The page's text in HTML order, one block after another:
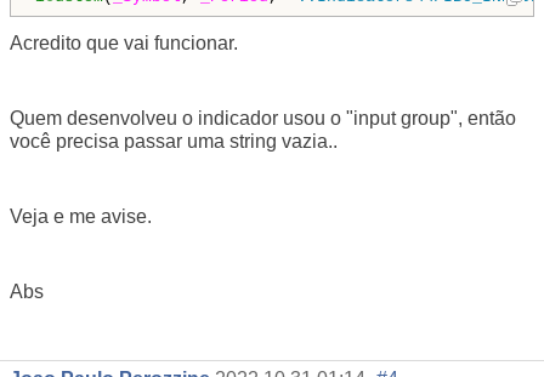
Acredito que vai funcionar.
Quem desenvolveu o indicador usou o "input group", então
você precisa passar uma string vazia..
Veja e me avise.
Abs